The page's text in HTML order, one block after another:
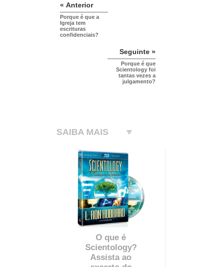
« Anterior
Porque é que a
Igreja tem
escrituras
confidenciais?
Seguinte »
Porque é que
Scientology foi
tantas vezes a
julgamento?
SAIBA MAIS
O que é
Scientology?
Assista ao